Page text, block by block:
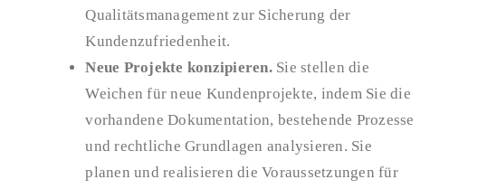
Qualitätsmanagement zur Sicherung der
Kundenzufriedenheit.
Neue Projekte konzipieren.Sie stellen die
Weichen für neue Kundenprojekte, indem Sie die
vorhandene Dokumentation, bestehende Prozesse
und rechtliche Grundlagen analysieren. Sie
planen und realisieren die Voraussetzungen für